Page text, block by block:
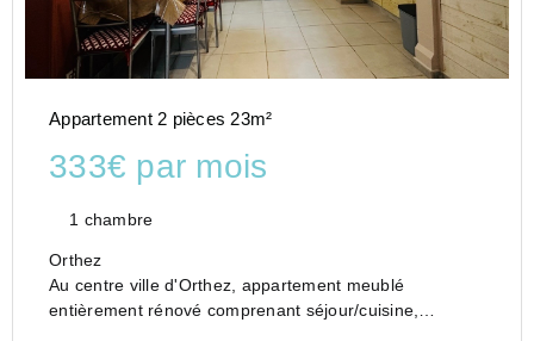
Appartement 2 pièces 23m²
333€ par mois
1 chambre
Orthez
Au centre ville d'Orthez, appartement meublé
entièrement rénové comprenant séjour/cuisine,